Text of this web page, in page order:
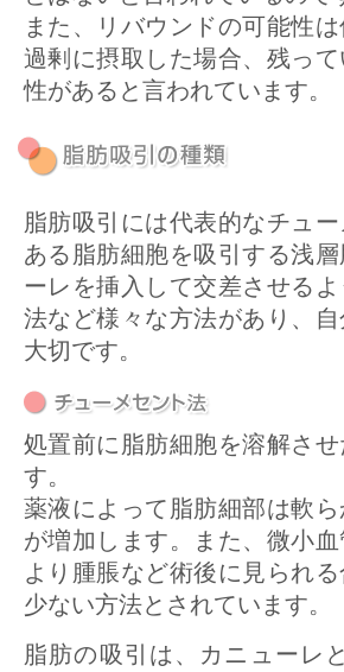
また、リバウンドの可能性
過剰に摂取した場合、残っ
性があると言われています。
脂肪吸引には代表的なチュ
ある脂肪細胞を吸引する浅
ーレを挿入して交差させる
法など様々な方法があり、
大切です。
処置前に脂肪細胞を溶解さ
す。
薬液によって脂肪細部は軟
が増加します。また、微小
より腫脹など術後に見られ
少ない方法とされています。
脂肪の吸引は、カニューレ